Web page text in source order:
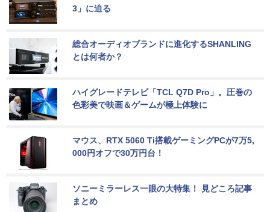
3」に迫る
総合オーディオブランドに進化するSHANLING
とは何者か？
ハイグレードテレビ「TCL Q7D Pro」。圧巻の
色彩美で映画＆ゲームが極上体験に
マウス、RTX 5060 Ti搭載ゲーミングPCが7万5,
000円オフで30万円台！
ソニーミラーレス一眼の大特集！ 見どころ記事
まとめ